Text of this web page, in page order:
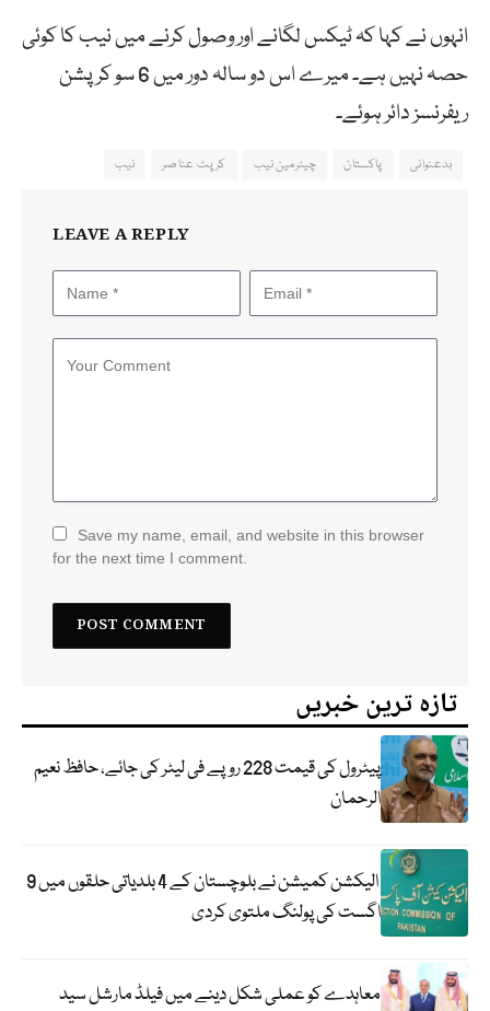
انہوں نے کہا کہ ٹیکس لگانے اور وصول کرنے میں نیب کا کوئی
حصہ نہیں ہے۔ میرے اس دو سالہ دور میں 6 سو کرپشن
ریفرنسز دائر ہوئے۔
بدعنوانی پاکستان چیئرمین نیب کرپٹ عناصر نیب
LEAVE A REPLY
Save my name, email, and website in this browser
for the next time I comment.
تازہ ترین خبریں
پیٹرول کی قیمت 228 روپے فی لیٹر کی جائے، حافظ نعیم
الرحمان
الیکشن کمیشن نے بلوچستان کے 4 بلدیاتی حلقوں میں 9
اگست کی پولنگ ملتوی کردی
معاہدے کو عملی شکل دینے میں فیلڈ مارشل سید